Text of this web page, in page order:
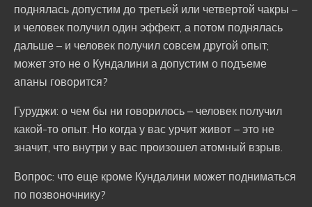
поднялась допустим до третьей или четвертой чакры –
и человек получил один эффект, а потом поднялась
дальше – и человек получил совсем другой опыт;
может это не о Кундалини а допустим о подъеме
апаны говорится?
Гуруджи: о чем бы ни говорилось – человек получил
какой-то опыт. Но когда у вас урчит живот – это не
значит, что внутри у вас произошел атомный взрыв.
Вопрос: что еще кроме Кундалини может подниматься
по позвоночнику?